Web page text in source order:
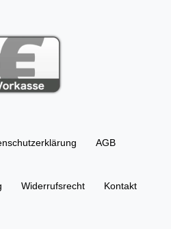
AGB
Widerrufs­recht Kontakt